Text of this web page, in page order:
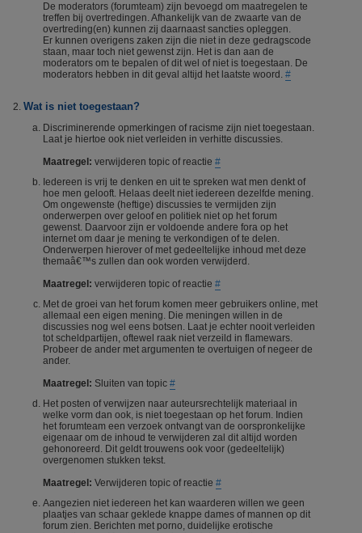
De moderators (forumteam) zijn bevoegd om maatregelen te
treffen bij overtredingen. Afhankelijk van de zwaarte van de
overtreding(en) kunnen zij daarnaast sancties opleggen.
Er kunnen overigens zaken zijn die niet in deze gedragscode
staan, maar toch niet gewenst zijn. Het is dan aan de
moderators om te bepalen of dit wel of niet is toegestaan. De
moderators hebben in dit geval altijd het laatste woord. #
Wat is niet toegestaan?
Discriminerende opmerkingen of racisme zijn niet toegestaan.
Laat je hiertoe ook niet verleiden in verhitte discussies.
Maatregel: verwijderen topic of reactie #
Iedereen is vrij te denken en uit te spreken wat men denkt of
hoe men gelooft. Helaas deelt niet iedereen dezelfde mening.
Om ongewenste (heftige) discussies te vermijden zijn
onderwerpen over geloof en politiek niet op het forum
gewenst. Daarvoor zijn er voldoende andere fora op het
internet om daar je mening te verkondigen of te delen.
Onderwerpen hierover of met gedeeltelijke inhoud met deze
themaâ€™s zullen dan ook worden verwijderd.
Maatregel: verwijderen topic of reactie #
Met de groei van het forum komen meer gebruikers online, met
allemaal een eigen mening. Die meningen willen in de
discussies nog wel eens botsen. Laat je echter nooit verleiden
tot scheldpartijen, oftewel raak niet verzeild in flamewars.
Probeer de ander met argumenten te overtuigen of negeer de
ander.
Maatregel: Sluiten van topic #
Het posten of verwijzen naar auteursrechtelijk materiaal in
welke vorm dan ook, is niet toegestaan op het forum. Indien
het forumteam een verzoek ontvangt van de oorspronkelijke
eigenaar om de inhoud te verwijderen zal dit altijd worden
gehonoreerd. Dit geldt trouwens ook voor (gedeeltelijk)
overgenomen stukken tekst.
Maatregel: Verwijderen topic of reactie #
Aangezien niet iedereen het kan waarderen willen we geen
plaatjes van schaar geklede knappe dames of mannen op dit
forum zien. Berichten met porno, duidelijke erotische